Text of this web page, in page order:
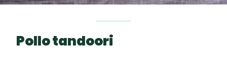
Chispas de
Pollo tandoori